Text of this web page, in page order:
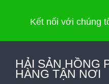
Kết nối với chúng
HẢI SẢN HỒNG
HÀNG TẬN NƠI